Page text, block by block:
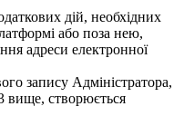
дій, необхідних
або поза нею,
адреси електронної
запису Адміністратора,
вище, створюється